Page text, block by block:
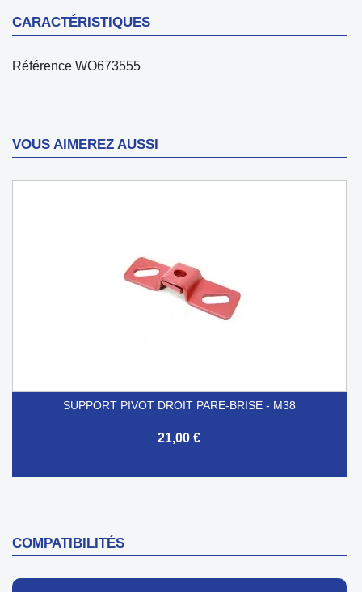
CARACTÉRISTIQUES
Référence WO673555
VOUS AIMEREZ AUSSI
SUPPORT PIVOT DROIT PARE-BRISE - M38
21,00 €
COMPATIBILITÉS